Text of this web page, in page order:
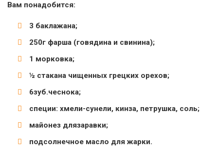
Вам понадобится:
3 баклажана;
250г фарша (говядина и свинина);
1 морковка;
½ стакана чищенных грецких орехов;
6зуб.чеснока;
специи: хмели-сунели, кинза, петрушка, соль;
майонез длязаравки;
подсолнечное масло для жарки.